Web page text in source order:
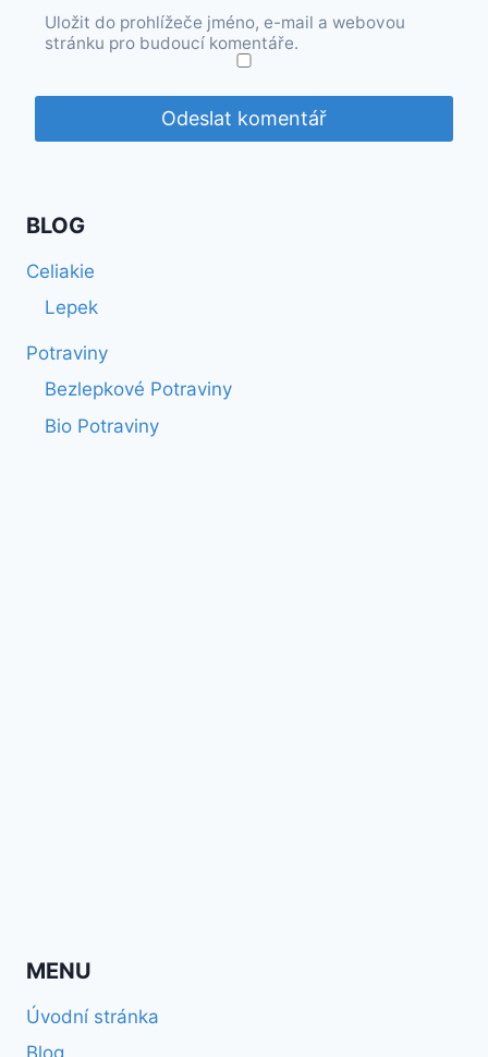
Uložit do prohlížeče jméno, e-mail a webovou
stránku pro budoucí komentáře.
BLOG
Celiakie
Lepek
Potraviny
Bezlepkové Potraviny
Bio Potraviny
MENU
Úvodní stránka
Blog